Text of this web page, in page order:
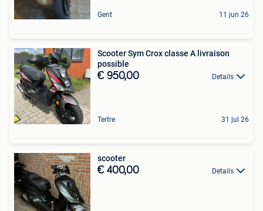
Gent 11 jun 26
Scooter Sym Crox classe A livraison
possible
€ 950,00 Details
Tertre 31 jul 26
scooter
€ 400,00 Details